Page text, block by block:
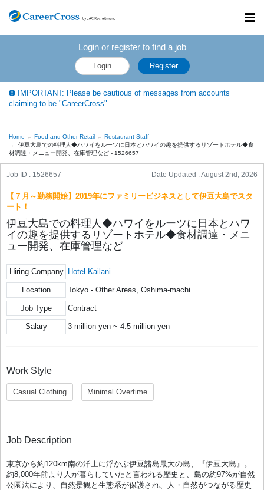
Login or register to find a job
Login Register
IMPORTANT: Please be cautious of messages from accounts
claiming to be "CareerCross"
Home Food and Other Retail
Restaurant Staff
伊豆大島での料理人◆ハワイをルーツに日本とハワイの趣を提供するリゾートホテル◆食
材調達・メニュー開発、在庫管理など - 1526657
Job ID : 1526657 Date Updated :August 2nd, 2026
【７月～勤務開始】2019年にファミリービジネスとして伊豆大島でスタ
ート！
伊豆大島での料理人◆ハワイをルーツに日本とハワ
イの趣を提供するリゾートホテル◆食材調達・メニ
ュー開発、在庫管理など
Hiring Company Hotel Kailani
Location Tokyo - Other Areas, Oshima-machi
Job Type Contract
Salary 3 million yen ~ 4.5 million yen
Work Style
Casual Clothing Minimal Overtime
Job Description
東京から約120km南の洋上に浮かぶ伊豆諸島最大の島、『伊豆大島』。
約8,000年前より人が暮らしていたと言われる歴史と、島の約97%が自然
公園法により、自然景観と生態系が保護され、人・自然がつながる歴史